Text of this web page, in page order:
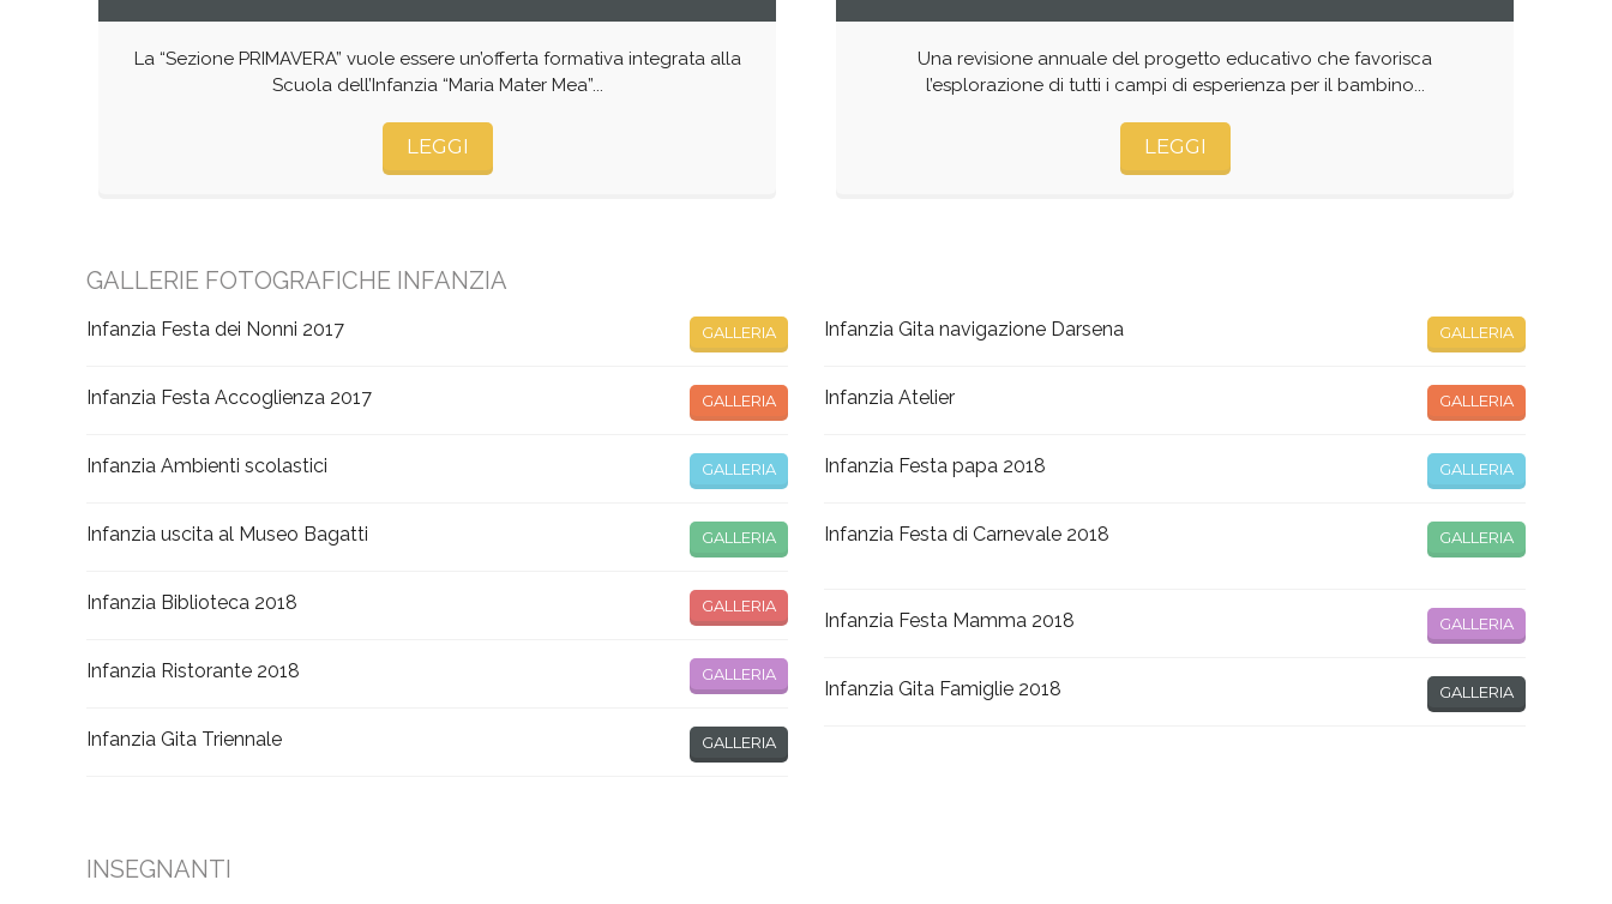
La “Sezione PRIMAVERA” vuole essere un’offerta formativa integrata alla
Scuola dell’Infanzia “Maria Mater Mea”...
LEGGI
Una revisione annuale del progetto educativo che favorisca
l’esplorazione di tutti i campi di esperienza per il bambino...
LEGGI
GALLERIE FOTOGRAFICHE INFANZIA
Infanzia Festa dei Nonni 2017 GALLERIA
Infanzia Festa Accoglienza 2017 GALLERIA
Infanzia Ambienti scolastici GALLERIA
Infanzia uscita al Museo Bagatti GALLERIA
Infanzia Biblioteca 2018 GALLERIA
Infanzia Ristorante 2018 GALLERIA
Infanzia Gita Triennale GALLERIA
Infanzia Gita navigazione Darsena GALLERIA
Infanzia Atelier GALLERIA
Infanzia Festa papa 2018 GALLERIA
Infanzia Festa di Carnevale 2018 GALLERIA
Infanzia Festa Mamma 2018 GALLERIA
Infanzia Gita Famiglie 2018 GALLERIA
INSEGNANTI